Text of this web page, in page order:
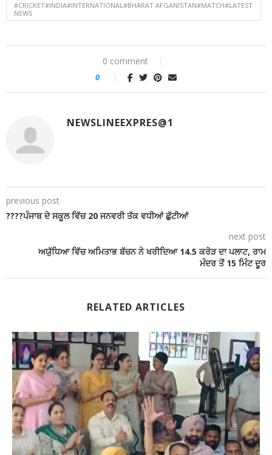
#CRICKET#INDIA#INTERNATIONAL#BHARAT AFGANISTAN#MATCH#LATEST
NEWS
0 comment
0
NEWSLINEEXPRES@1
previous post
????ਪੰਜਾਬ ਦੇ ਸਕੂਲ ਵਿੱਚ 20 ਜਨਵਰੀ ਤੱਕ ਵਧੀਆਂ ਛੁੱਟੀਆਂ
next post
ਅਯੁੱਧਿਆ ਵਿੱਚ ਅਮਿਤਾਭ ਬੱਚਨ ਨੇ ਖਰੀਦਿਆ 14.5 ਕਰੋੜ ਦਾ ਪਲਾਟ, ਰਾਮ
ਮੰਦਰ ਤੋਂ 15 ਮਿੰਟ ਦੂਰ
RELATED ARTICLES